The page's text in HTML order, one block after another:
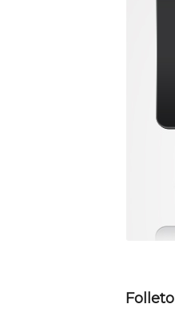
Folleto